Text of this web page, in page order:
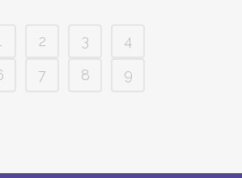
2 3
4
7 8 9